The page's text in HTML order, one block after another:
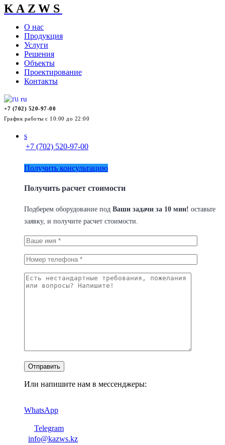
KAZWS
О нас
Продукция
Услуги
Решения
Объекты
Проектирование
Контакты
ru
+7 (702) 520-97-00
График работы с 10:00 до 22:00
s
+7 (702) 520-97-00
Получить консультацию
Получить расчет стоимости
Подберем оборудование под Ваши задачи за 10 мин! оставьте
заявку, и получите расчет стоимости.
Или напишите нам в мессенджеры:
WhatsApp
Telegram
info@kazws.kz